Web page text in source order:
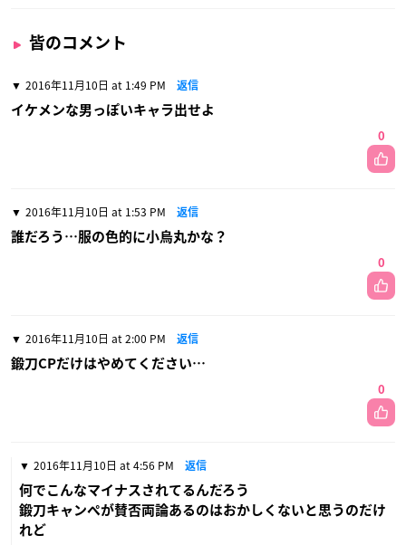
皆のコメント
2016年11月10日 at 1:49 PM 返信
イケメンな男っぽいキャラ出せよ
0
2016年11月10日 at 1:53 PM 返信
誰だろう…服の色的に小烏丸かな？
0
2016年11月10日 at 2:00 PM 返信
鍛刀CPだけはやめてください…
0
2016年11月10日 at 4:56 PM 返信
何でこんなマイナスされてるんだろう
鍛刀キャンペが賛否両論あるのはおかしくないと思うのだけ
れど